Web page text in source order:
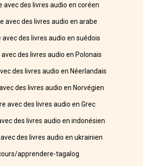
avec des livres audio en coréen
avec des livres audio en arabe
des livres audio en suédois
des livres audio en Polonais
des livres audio en Néerlandais
des livres audio en Norvégien
avec des livres audio en Grec
des livres audio en indonésien
des livres audio en ukrainien
apprendere-tagalog